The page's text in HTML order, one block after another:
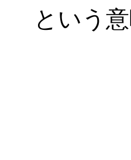
という